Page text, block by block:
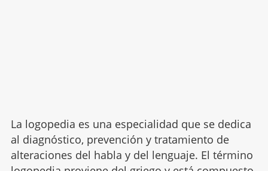
La logopedia es una especialidad que se dedica
al diagnóstico, prevención y tratamiento de
alteraciones del habla y del lenguaje. El término